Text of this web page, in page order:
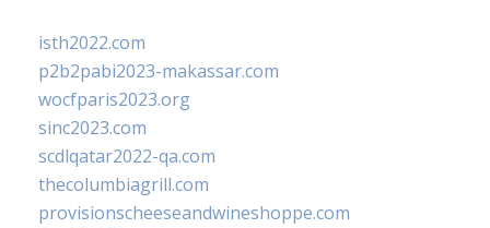
isth2022.com
p2b2pabi2023-makassar.com
wocfparis2023.org
sinc2023.com
scdlqatar2022-qa.com
thecolumbiagrill.com
provisionscheeseandwineshoppe.com